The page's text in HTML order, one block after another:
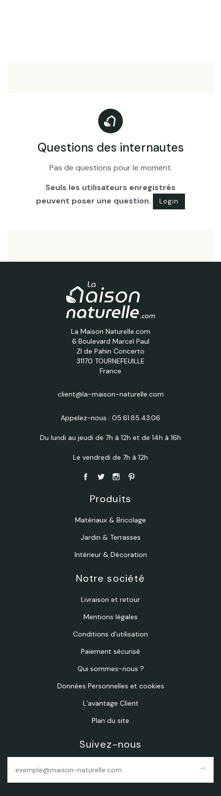
Questions des internautes
Pas de questions pour le moment.
Seuls les utilisateurs enregistrés
peuvent poser une question.
Login
La Maison Naturelle.com
6 Boulevard Marcel Paul
ZI de Pahin Concerto
31170 TOURNEFEUILLE
France
client@la-maison-naturelle.com
Appelez-nous : 05.61.85.43.06
Du lundi au jeudi de 7h à 12h et de 14h à 16h
Le vendredi de 7h à 12h
Produits
Matériaux & Bricolage
Jardin & Terrasses
Intérieur & Décoration
Notre société
Livraison et retour
Mentions légales
Conditions d'utilisation
Paiement sécurisé
Qui sommes-nous ?
Données Personnelles et cookies
L’avantage Client
Plan du site
Suivez-nous
east